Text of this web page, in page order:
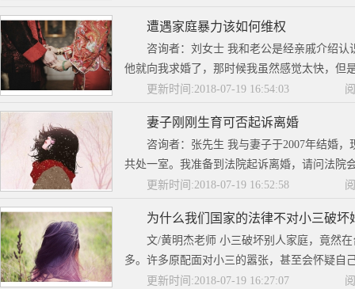
遭遇家庭暴力该如何维权
咨询者：刘女士 我和老公是经亲戚介绍
他就向我求婚了，那时候我虽然感觉太快，但
更新时间:2018-07-19 16:54:03
妻子刚刚生育可否起诉离婚
咨询者：张先生 我与妻子于2007年结婚
共处一室。我准备到法院起诉离婚，请问法院
更新时间:2018-07-19 16:52:58
为什么我们国家的法律不对小三破坏
文/黄明杰老师 小三破坏别人家庭，竟然
多。许多原配面对小三的嚣张，甚至会怀疑自
更新时间:2018-07-19 16:27:07